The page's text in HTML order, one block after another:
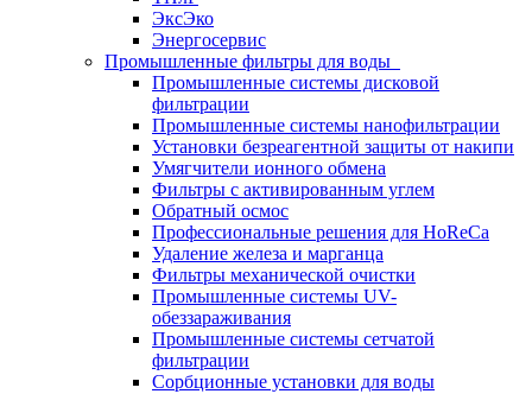
ЭксЭко
Энергосервис
Промышленные фильтры для воды
Промышленные системы дисковой
фильтрации
Промышленные системы нанофильтрации
Установки безреагентной защиты от накипи
Умягчители ионного обмена
Фильтры с активированным углем
Обратный осмос
Профессиональные решения для HoReCa
Удаление железа и марганца
Фильтры механической очистки
Промышленные системы UV-
обеззараживания
Промышленные системы сетчатой
фильтрации
Сорбционные установки для воды